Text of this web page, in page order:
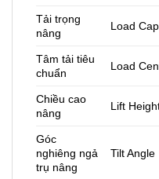
Tải trọng
nâng
Load
Tâm tải tiêu
chuẩn
Load
Chiều cao
nâng
Lift
Góc
nghiêng ngả
trụ nâng
Tilt Angle